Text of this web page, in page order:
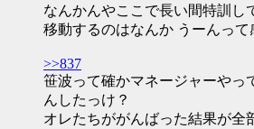
なんかんやここで長い間特訓し
移動するのはなんか うーんって
>>837
笹波って確かマネージャーやっ
んしたっけ？
オレたちががんばった結果が全